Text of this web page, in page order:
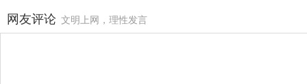
网友评论 文明上网，理性发言